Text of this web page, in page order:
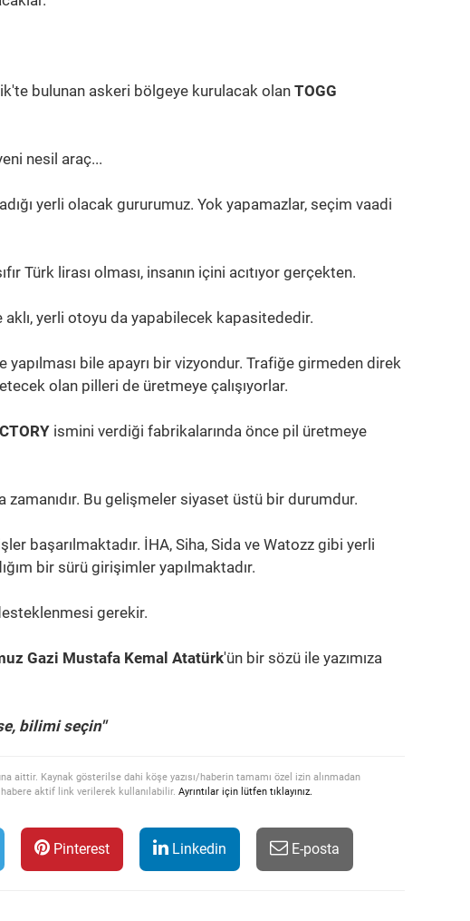
bulunan askeri bölgeye kurulacak olan TOGG
nesil araç...
yerli olacak gururumuz. Yok yapamazlar, seçim vaadi
Türk lirası olması, insanın içini acıtıyor gerçekten.
yerli otoyu da yapabilecek kapasitededir.
bile apayrı bir vizyondur. Trafiğe girmeden direk
olan pilleri de üretmeye çalışıyorlar.
ismini verdiği fabrikalarında önce pil üretmeye
zamanıdır. Bu gelişmeler siyaset üstü bir durumdur.
başarılmaktadır. İHA, Siha, Sida ve Watozz gibi yerli
bir sürü girişimler yapılmaktadır.
gerekir.
Gazi Mustafa Kemal Atatürk'ün bir sözü ile yazımıza
bilimi seçin''
aittir. Kaynak gösterilse dahi köşe yazısı/haberin tamamı özel izin alınmadan
habere aktif link verilerek kullanılabilir. Ayrıntılar için lütfen tıklayınız.
Pinterest Linkedin E-posta